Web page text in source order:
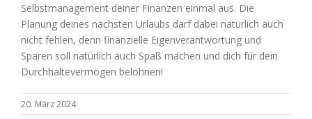
Selbstmanagement deiner Finanzen einmal aus. Die
Planung deines nächsten Urlaubs darf dabei natürlich auch
nicht fehlen, denn finanzielle Eigenverantwortung und
Sparen soll natürlich auch Spaß machen und dich für dein
Durchhaltevermögen belohnen!
20. März 2024